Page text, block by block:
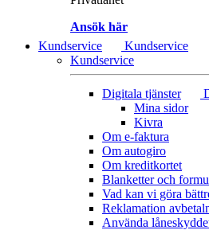
Ansök här
Kundservice
Kundservice
Kundservice
Digitala tjänster
Mina sidor
Kivra
Om e-faktura
Om autogiro
Om kreditkortet
Blanketter och
Vad kan vi göra
Reklamation
Använda